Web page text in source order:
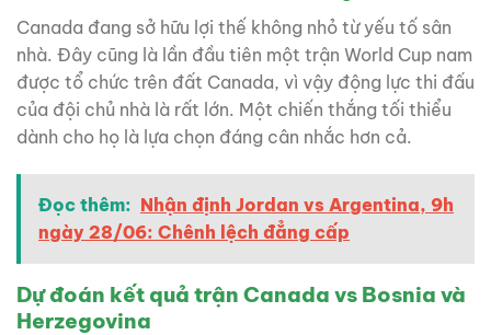
Canada đang sở hữu lợi thế không nhỏ từ yếu tố sân
nhà. Đây cũng là lần đầu tiên một trận World Cup nam
được tổ chức trên đất Canada, vì vậy động lực thi đấu
của đội chủ nhà là rất lớn. Một chiến thắng tối thiểu
dành cho họ là lựa chọn đáng cân nhắc hơn cả.
Đọc thêm: Nhận định Jordan vs Argentina, 9h
ngày 28/06: Chênh lệch đẳng cấp
Dự đoán kết quả trận Canada vs Bosnia và
Herzegovina